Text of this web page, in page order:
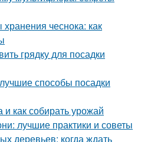
чеснока: как
грядку для посадки
способы посадки
как собирать урожай
лучшие практики и советы
деревьев: когда ждать